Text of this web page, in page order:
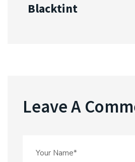
Blacktint
Leave A